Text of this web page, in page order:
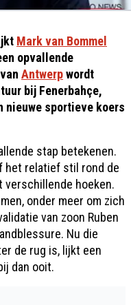
Mark van Bommel
opvallende
Antwerpwordt
bij Fenerbahçe,
nieuwe sportieve koers
stap betekenen.
het relatief stil rond de
verschillende hoeken.
onder meer om zich
van zoon Ruben
Nu die
de rug is, lijkt een
dan ooit.